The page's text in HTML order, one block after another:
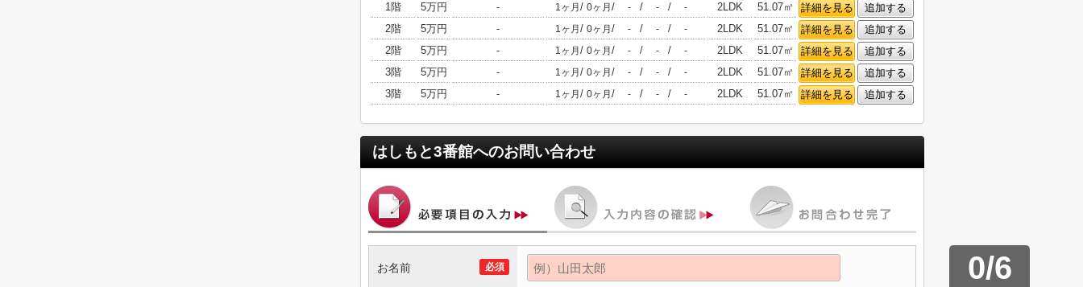
1階
5万円 - 1ヶ月 / 0ヶ月 / - / - / - 2LDK 51.07㎡ 詳細を見る
追加する
2階
5万円 - 1ヶ月 / 0ヶ月 / - / - / - 2LDK 51.07㎡ 詳細を見る
追加する
2階
5万円 - 1ヶ月 / 0ヶ月 / - / - / - 2LDK 51.07㎡ 詳細を見る
追加する
3階
5万円 - 1ヶ月 / 0ヶ月 / - / - / - 2LDK 51.07㎡ 詳細を見る
追加する
3階
5万円 - 1ヶ月 / 0ヶ月 / - / - / - 2LDK 51.07㎡ 詳細を見る 追加する
はしもと3番館へのお問い合わせ
0/6
必須
お名前